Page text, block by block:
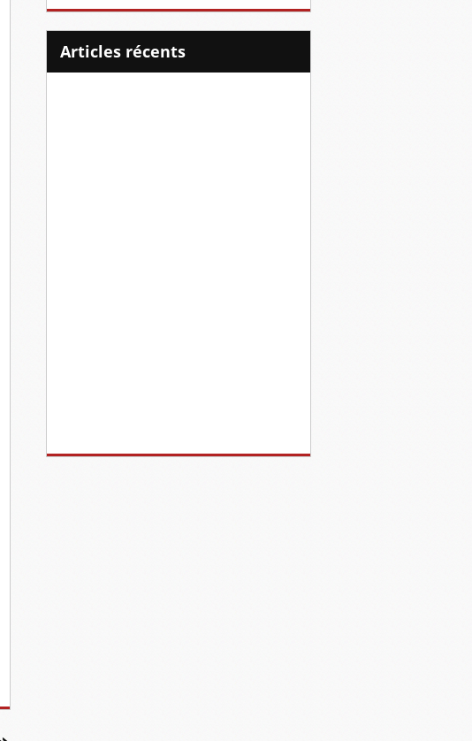
articles récents